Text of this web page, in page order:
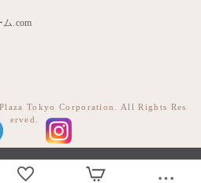
.com
Tokyo Corporation. All Rights Res
erved.